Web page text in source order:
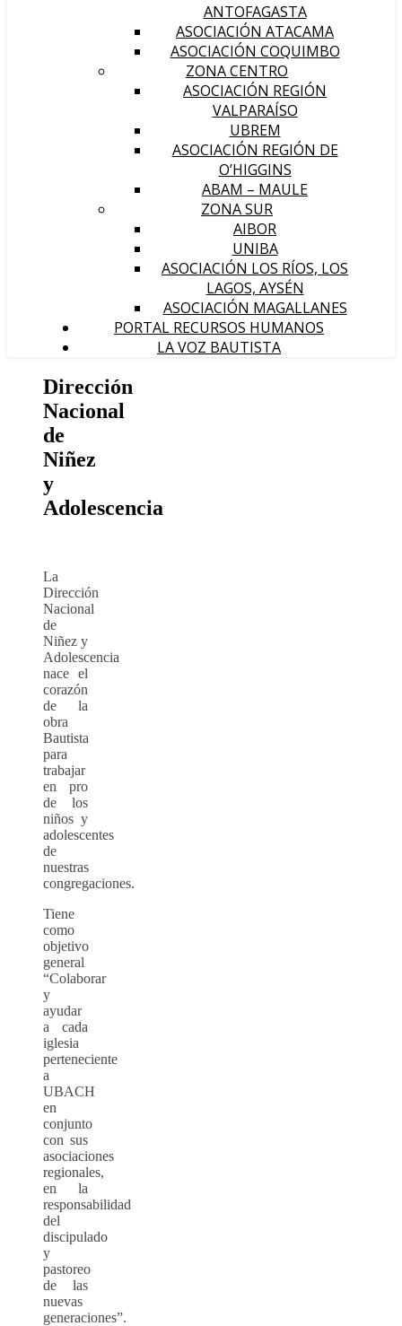
ANTOFAGASTA
ASOCIACIÓN ATACAMA
ASOCIACIÓN COQUIMBO
ZONA CENTRO
ASOCIACIÓN REGIÓN
VALPARAÍSO
UBREM
ASOCIACIÓN REGIÓN DE
O’HIGGINS
ABAM – MAULE
ZONA SUR
AIBOR
UNIBA
ASOCIACIÓN LOS RÍOS, LOS
LAGOS, AYSÉN
ASOCIACIÓN MAGALLANES
PORTAL RECURSOS HUMANOS
LA VOZ BAUTISTA
Dirección
Nacional
de
Niñez
y
Adolescencia
La
Dirección
Nacional
de
Niñez y
Adolescencia
nace el
corazón
de la
obra
Bautista
para
trabajar
en pro
de los
niños y
adolescentes
de
nuestras
congregaciones.
Tiene
como
objetivo
general
“Colaborar
y
ayudar
a cada
iglesia
perteneciente
a
UBACH
en
conjunto
con sus
asociaciones
regionales,
en la
responsabilidad
del
discipulado
y
pastoreo
de las
nuevas
generaciones”.